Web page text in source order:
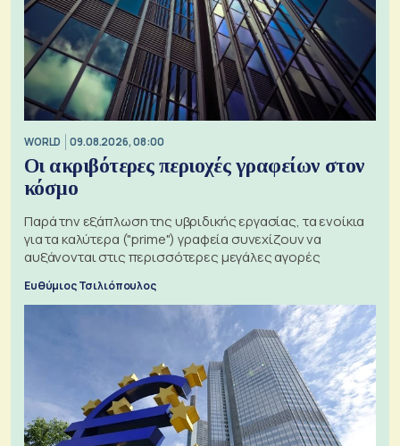
WORLD 09.08.2026, 08:00
Οι ακριβότερες περιοχές γραφείων στον
κόσμο
Παρά την εξάπλωση της υβριδικής εργασίας, τα ενοίκια
για τα καλύτερα ("prime") γραφεία συνεχίζουν να
αυξάνονται στις περισσότερες μεγάλες αγορές
Ευθύμιος Τσιλιόπουλος